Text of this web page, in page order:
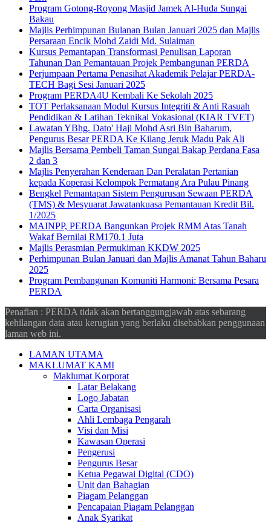
Program Gotong-Royong Masjid Jamek Al-Huda Sungai
Bakau
Majlis Perhimpunan Bulanan Bulan Januari 2025 dan Majlis
Persaraan Encik Mohd Zaidi Md. Sulaiman
Kursus Pemantapan Transformasi Penulisan Laporan
Tahunan Dan Pemantauan Projek Pembangunan PERDA
Perjumpaan Pertama Penasihat Akademik Pelajar PERDA-
TECH Bagi Sesi Januari 2025
Program PERDA4U Kembali Ke Sekolah 2025
TOT Perlaksanaan Modul Kursus Integriti & Anti Rasuah
Pendidikan & Latihan Teknikal Vokasional (KIAR TVET)
Lawatan YBhg. Dato' Haji Mohd Asri Bin Baharum,
Pengurus Besar PERDA Ke Kilang Jeruk Madu Pak Ali
Majlis Bersama Pembeli Taman Sungai Bakap Perdana Fasa
2 dan 3
Majlis Penyerahan Kenderaan Dan Peralatan Pertanian
kepada Koperasi Kelompok Permatang Ara Pulau Pinang
Bengkel Pemantapan Sistem Pengurusan Sewaan PERDA
(TMS) & Mesyuarat Jawatankuasa Pemantauan Kredit Bil.
1/2025
MAINPP, PERDA Bangunkan Projek RMM Atas Tanah
Wakaf Bernilai RM170.1 Juta
Majlis Perasmian Permukiman KKDW 2025
Perhimpunan Bulan Januari dan Majlis Amanat Tahun Baharu
2025
Program Pembangunan Komuniti Harmoni: Bersama Pesara
PERDA
Penafian : PERDA tidak akan bertanggungjawab atas sebarang
kehilangan data atau kerugian yang berlaku disebabkan penggunaan
laman web ini.
LAMAN UTAMA
MAKLUMAT KAMI
Maklumat Korporat
Latar Belakang
Logo Jabatan
Carta Organisasi
Ahli Lembaga Pengarah
Visi dan Misi
Kawasan Operasi
Pengerusi
Pengurus Besar
Ketua Pegawai Digital (CDO)
Unit dan Bahagian
Piagam Pelanggan
Pencapaian Piagam Pelanggan
Anak Syarikat